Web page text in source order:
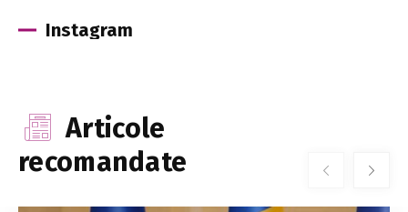
Instagram
Articole
recomandate